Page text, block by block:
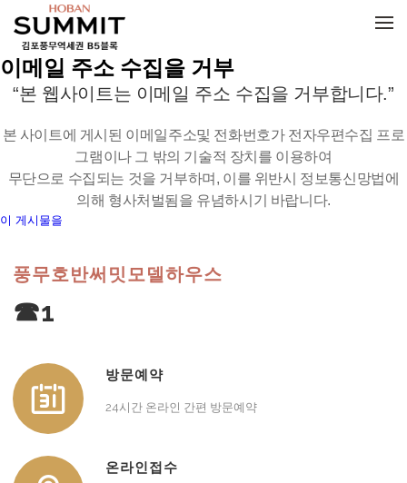
이메일 주소 수집을 거부
“본 웹사이트는 이메일 주소 수집을 거부합니다.”
본 사이트에 게시된 이메일주소및 전화번호가 전자우편수집 프로
그램이나 그 밖의 기술적 장치를 이용하여
무단으로 수집되는 것을 거부하며, 이를 위반시 정보통신망법에
의해 형사처벌됨을 유념하시기 바랍니다.
이 게시물을
풍무호반써밋모델하우스
☎1
방문예약
24시간 온라인 간편 방문예약
온라인접수